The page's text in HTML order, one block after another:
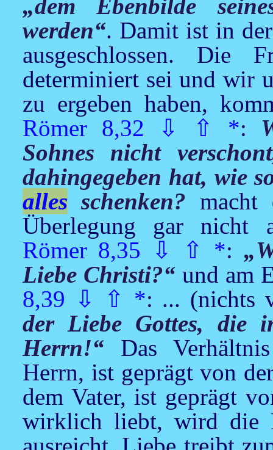
„dem Ebenbilde
werden“. Damit ist in
ausgeschlossen.
determiniert sei und wir
zu ergeben haben,
Römer 8,32
⇩ ⇧ *:
Sohnes nicht
dahingegeben hat, wie
alles schenken? macht
Überlegung gar nicht
Römer 8,35
⇩ ⇧ *:
Liebe Christi?“ und am
8,39 ⇩ ⇧ *: ... (nichts
der Liebe Gottes, die
Herrn!“ Das
Herrn, ist geprägt von
dem Vater, ist geprägt
wirklich liebt, wird die